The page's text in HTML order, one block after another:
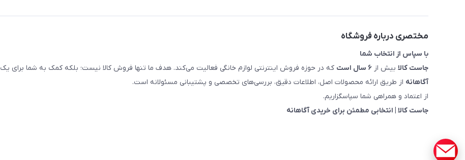
مختصری درباره فروشگاه
با سپاس از انتخاب شما
جاست کالا بیش از ۶ سال است که در حوزه فروش اینترنتی لوازم خانگی فعالیت می‌کند. هدف ما تنها فروش کالا نیست؛ بلکه کمک به شما برای یک
آگاهانه از طریق ارائه محصولات اصل، اطلاعات دقیق، بررسی‌های تخصصی و پشتیبانی مسئولانه است.
از اعتماد و همراهی شما سپاسگزاریم.
جاست کالا | انتخابی مطمئن برای خریدی آگاهانه